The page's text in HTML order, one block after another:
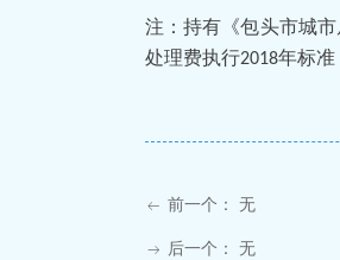
注：持有《包头市城市
处理费执行2018年标准
ꂃ 前一个： 无
ꁹ 后一个： 无